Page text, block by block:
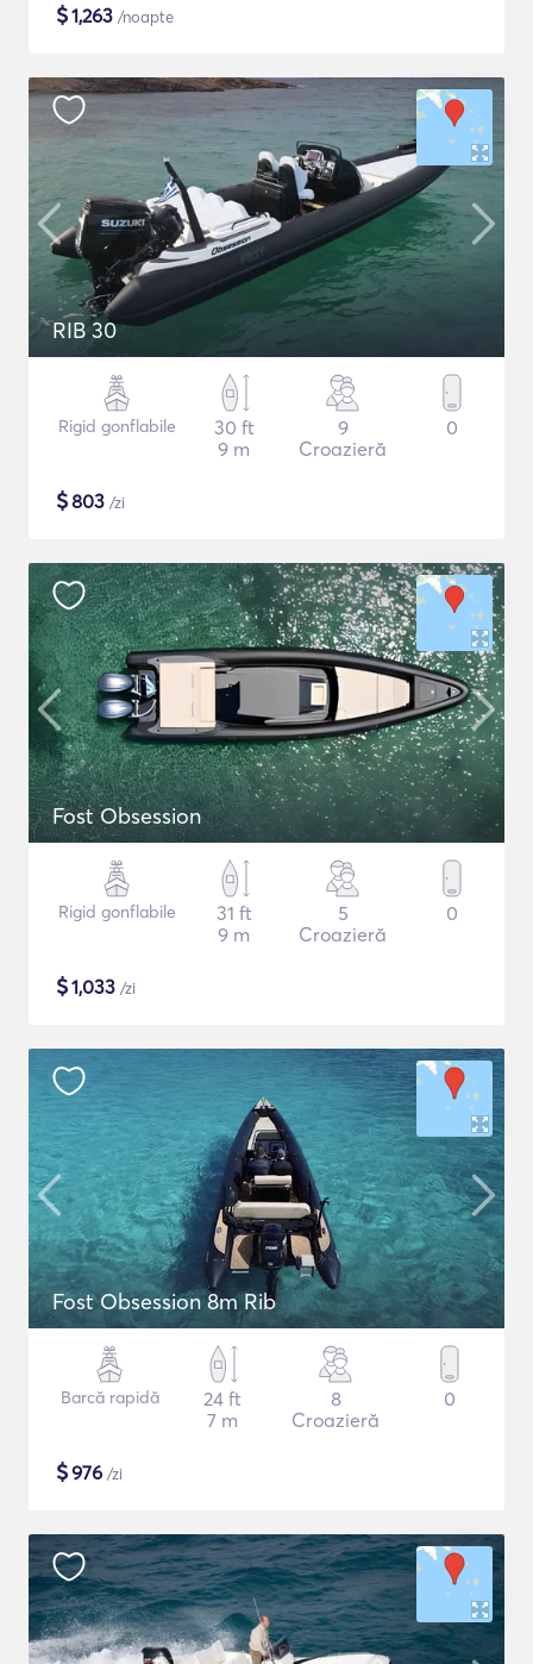
$1,263 /noapte
RIB 30
Rigid gonflabile
30 ft
9 m
9
Croazieră
0
$803 /zi
Fost Obsession
Rigid gonflabile
31 ft
9 m
5
Croazieră
0
$1,033 /zi
Fost Obsession 8m Rib
Barcă rapidă
24 ft
7 m
8
Croazieră
0
$976 /zi